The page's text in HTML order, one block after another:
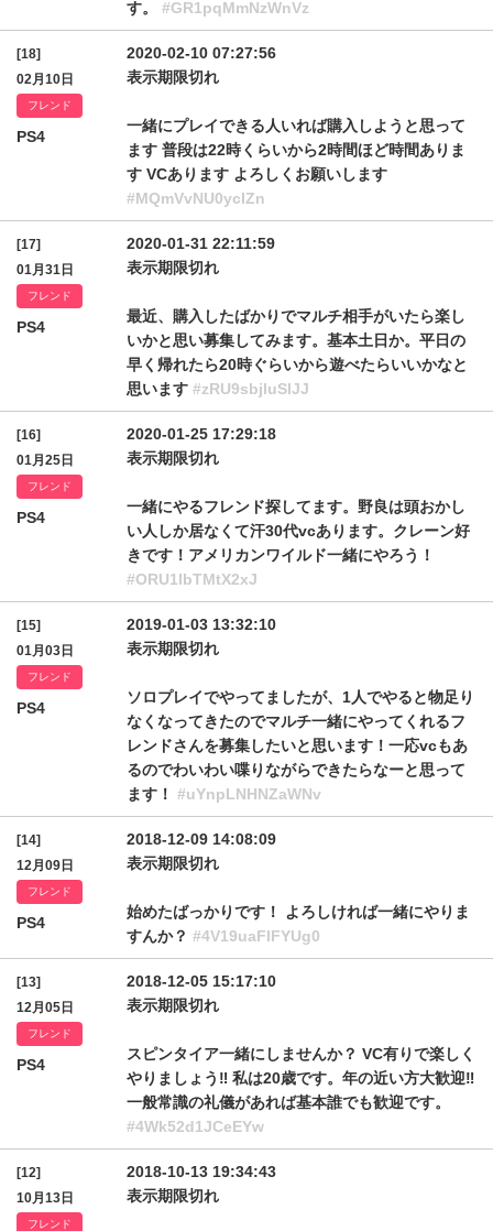
す。 #GR1pqMmNzWnVz
[18]
02月10日
フレンド
PS4
2020-02-10 07:27:56
表示期限切れ
一緒にプレイできる人いれば購入しようと思って
ます 普段は22時くらいから2時間ほど時間ありま
す VCあります よろしくお願いします
#MQmVvNU0yclZn
[17]
01月31日
フレンド
PS4
2020-01-31 22:11:59
表示期限切れ
最近、購入したばかりでマルチ相手がいたら楽し
いかと思い募集してみます。基本土日か。平日の
早く帰れたら20時ぐらいから遊べたらいいかなと
思います #zRU9sbjluSlJJ
[16]
01月25日
フレンド
PS4
2020-01-25 17:29:18
表示期限切れ
一緒にやるフレンド探してます。野良は頭おかし
い人しか居なくて汗30代vcあります。クレーン好
きです！アメリカンワイルド一緒にやろう！
#ORU1lbTMtX2xJ
[15]
01月03日
フレンド
PS4
2019-01-03 13:32:10
表示期限切れ
ソロプレイでやってましたが、1人でやると物足り
なくなってきたのでマルチ一緒にやってくれるフ
レンドさんを募集したいと思います！一応vcもあ
るのでわいわい喋りながらできたらなーと思って
ます！ #uYnpLNHNZaWNv
[14]
12月09日
フレンド
PS4
2018-12-09 14:08:09
表示期限切れ
始めたばっかりです！ よろしければ一緒にやりま
すんか？ #4V19uaFlFYUg0
[13]
12月05日
フレンド
PS4
2018-12-05 15:17:10
表示期限切れ
スピンタイア一緒にしませんか？ VC有りで楽しく
やりましょう‼️ 私は20歳です。年の近い方大歓迎‼️
一般常識の礼儀があれば基本誰でも歓迎です。
#4Wk52d1JCeEYw
[12]
10月13日
フレンド
2018-10-13 19:34:43
表示期限切れ